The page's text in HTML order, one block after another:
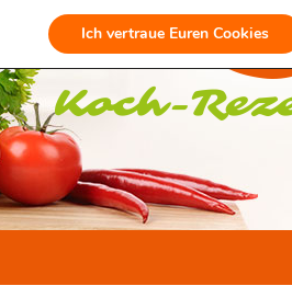
Ich vertraue Euren Cookies